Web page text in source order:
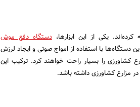
یکی از این ابزارها،دستگاه دفع موش
با استفاده از امواج صوتی و ایجاد لرزش
را بسیار راحت خواهند کرد. ترکیب این
مزارع کشاورزی داشته باشد.